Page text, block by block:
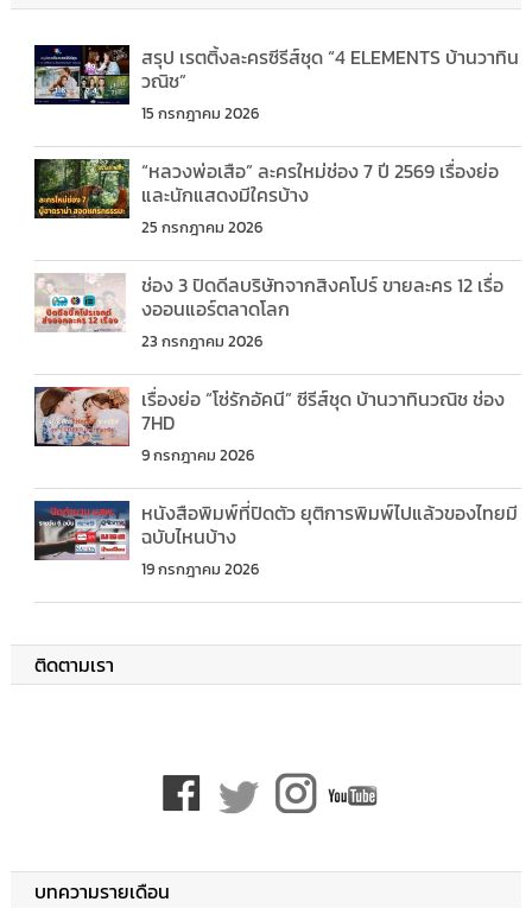
สรุป เรตติ้งละครซีรีส์ชุด “4 ELEMENTS บ้านวาทิน
วณิช”
15 กรกฎาคม 2026
“หลวงพ่อเสือ” ละครใหม่ช่อง 7 ปี 2569 เรื่องย่อ
และนักแสดงมีใครบ้าง
25 กรกฎาคม 2026
ช่อง 3 ปิดดีลบริษัทจากสิงคโปร์ ขายละคร 12 เรื่อ
งออนแอร์ตลาดโลก
23 กรกฎาคม 2026
เรื่องย่อ “โซ่รักอัคนี” ซีรีส์ชุด บ้านวาทินวณิช ช่อง
7HD
9 กรกฎาคม 2026
หนังสือพิมพ์ที่ปิดตัว ยุติการพิมพ์ไปแล้วของไทยมี
ฉบับไหนบ้าง
19 กรกฎาคม 2026
ติดตามเรา
บทความรายเดือน